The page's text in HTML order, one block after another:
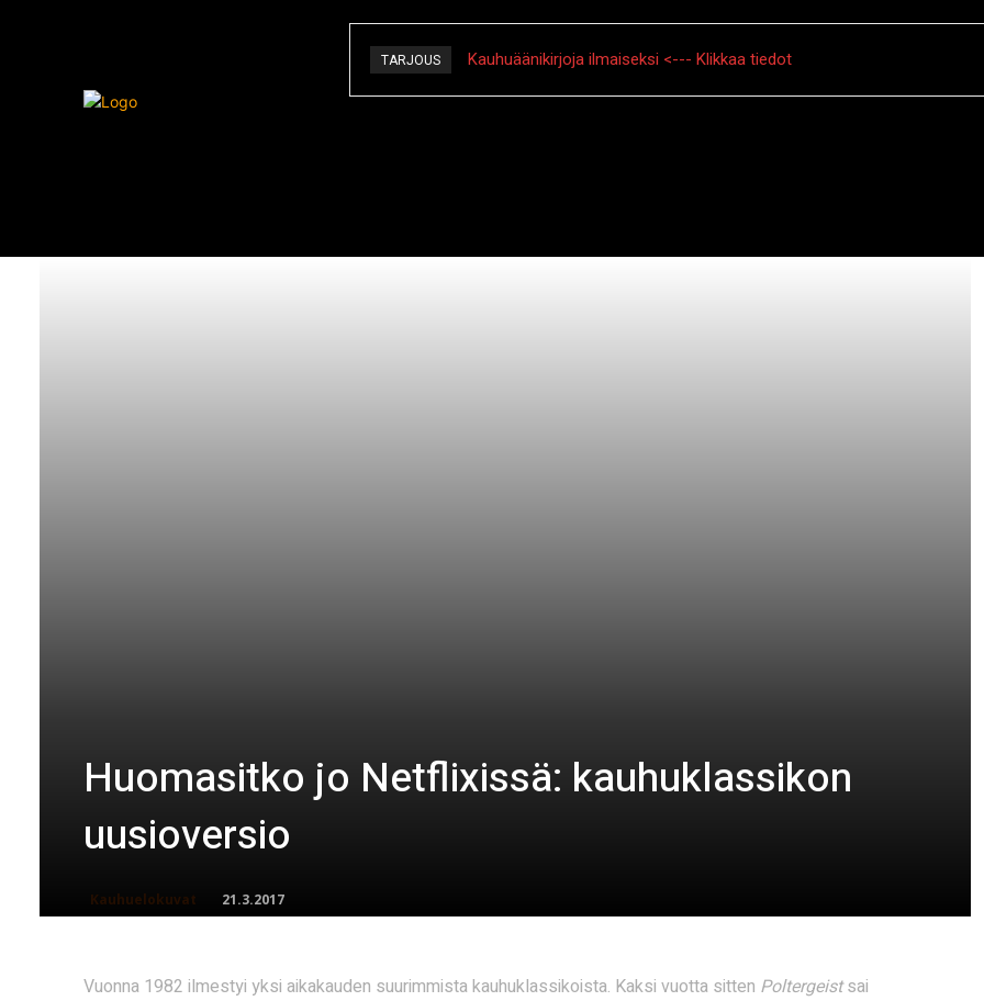
TARJOUS Kauhuäänikirjoja ilmaiseksi <--- Klikkaa tiedot
Huomasitko jo Netflixissä: kauhuklassikon
uusioversio
Kauhuelokuvat 21.3.2017
Vuonna 1982 ilmestyi yksi aikakauden suurimmista kauhuklassikoista. Kaksi vuotta sitten Poltergeistsai